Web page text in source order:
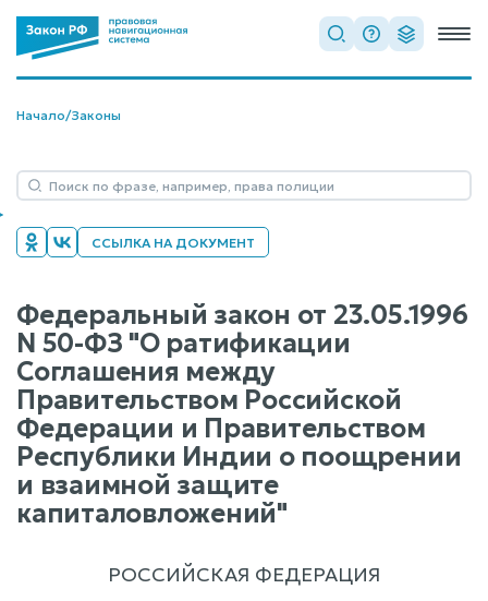
Начало/Законы
ССЫЛКА НА ДОКУМЕНТ
Федеральный закон от 23.05.1996
N 50-ФЗ "О ратификации
Соглашения между
Правительством Российской
Федерации и Правительством
Республики Индии о поощрении
и взаимной защите
капиталовложений"
РОССИЙСКАЯ ФЕДЕРАЦИЯ